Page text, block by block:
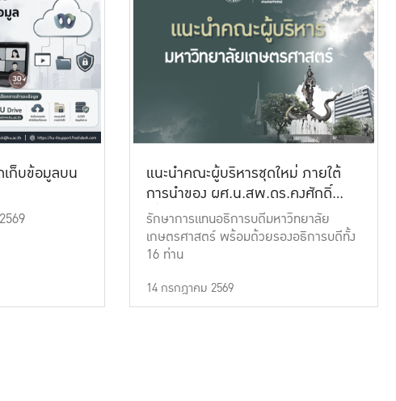
เก็บข้อมูลบน
แนะนำคณะผู้บริหารชุดใหม่ ภายใต้
การนำของ ผศ.น.สพ.ดร.คงศักดิ์
เที่ยงธรรม
รักษาการแทนอธิการบดีมหาวิทยาลัย
เกษตรศาสตร์ พร้อมด้วยรองอธิการบดีทั้ง
16 ท่าน
14 กรกฎาคม 2569